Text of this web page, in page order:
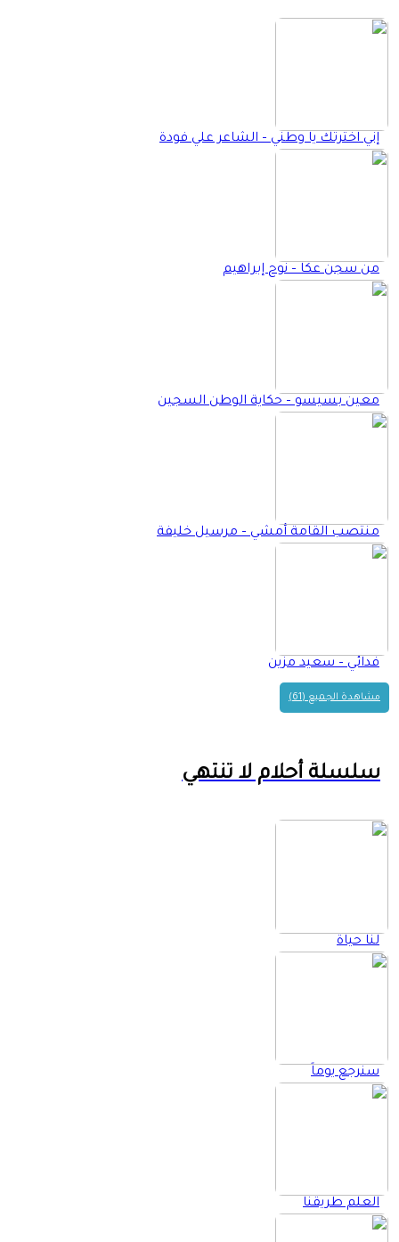
إني اخترتك يا وطني – الشاعر علي فودة
من سجن عكا – نوح إبراهيم
معين بسيسو – حكاية الوطن السجين
منتصب القامة أمشي – مرسيل خليفة
فدائي – سعيد مزين
مشاهدة الجميع (61)
سلسلة أحلام لا تنتهي
لنا حياة
سنرجع يوماً
العلم طريقنا